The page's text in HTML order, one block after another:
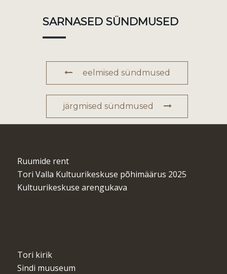
SARNASED SÜNDMUSED
eelmised sündmused
järgmised sündmused
Ruumide rent
Tori Valla Kultuurikeskuse põhimäärus 2025
Kultuurikeskuse arengukava
Tori kirik
Sindi muuseum